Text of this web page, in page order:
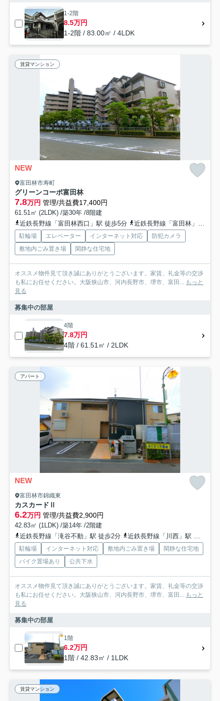
1-2階
8.5万円
1-2階 / 83.00㎡ / 4LDK
賃貸マンション
NEW
富田林市寿町
グリーンコーポ富田林
7.8万円 管理/共益費17,400円
61.51㎡ (2LDK) /築30年 /8階建
近鉄長野線「富田林西口」駅 徒歩5分
近鉄長野線「富田林」駅 徒歩10分
駐輪場 エレベーター インターネット対応
防犯カメラ
敷地内ごみ置き場
閑静な住宅地
オススメ物件見て頂き誠にありがとうございます。家賃、礼金等の交渉
も私にお任せください。大阪狭山市、河内長野市、堺市、富田... もっと
見る
募集中の部屋
4階
7.8万円
4階 / 61.51㎡ / 2LDK
アパート
NEW
富田林市錦織東
カスカードⅡ
6.2万円 管理/共益費2,900円
42.83㎡ (1LDK) /築14年 /2階建
近鉄長野線「滝谷不動」駅 徒歩2分
近鉄長野線「川西」駅 徒歩20分
駐輪場 インターネット対応 敷地内ごみ置き場
閑静な住宅地
バイク置場あり
公共下水
オススメ物件見て頂き誠にありがとうございます。家賃、礼金等の交渉
も私にお任せください。大阪狭山市、河内長野市、堺市、富田...
もっと
見る
募集中の部屋
1階
6.2万円
1階 / 42.83㎡ / 1LDK
賃貸マンション